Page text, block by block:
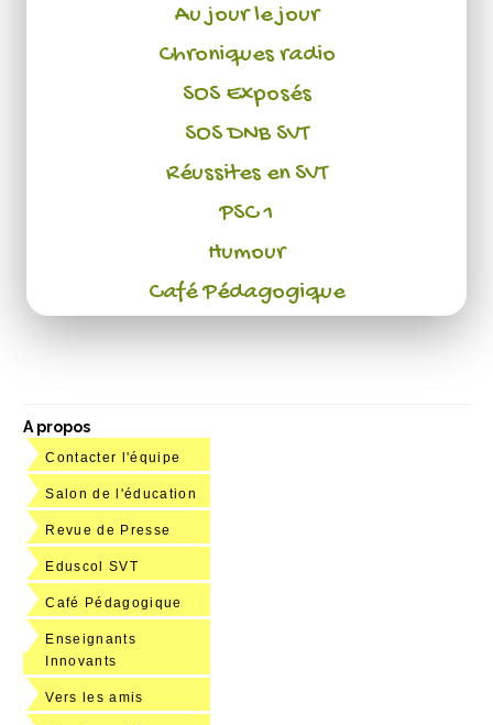
Au jour le jour
Chroniques radio
SOS Exposés
SOS DNB SVT
Réussites en SVT
PSC 1
Humour
Café Pédagogique
A propos
Contacter l'équipe
Salon de l'éducation
Revue de Presse
Eduscol SVT
Café Pédagogique
Enseignants
Innovants
Vers les amis